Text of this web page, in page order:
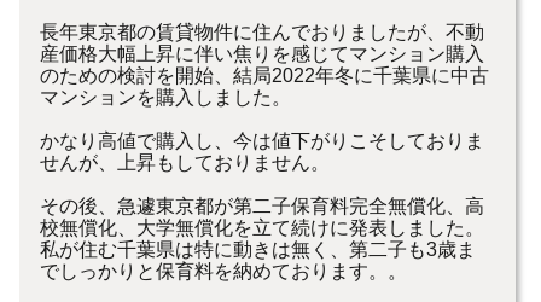
長年東京都の賃貸物件に住んでおりましたが、不動
産価格大幅上昇に伴い焦りを感じてマンション購入
のための検討を開始、結局2022年冬に千葉県に中古
マンションを購入しました。
かなり高値で購入し、今は値下がりこそしておりま
せんが、上昇もしておりません。
その後、急遽東京都が第二子保育料完全無償化、高
校無償化、大学無償化を立て続けに発表しました。
私が住む千葉県は特に動きは無く、第二子も3歳ま
でしっかりと保育料を納めております。。